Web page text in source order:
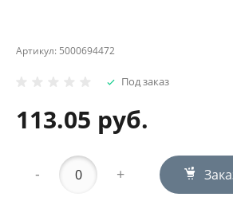
Артикул: 5000694472
Под заказ
113.05 руб.
- +